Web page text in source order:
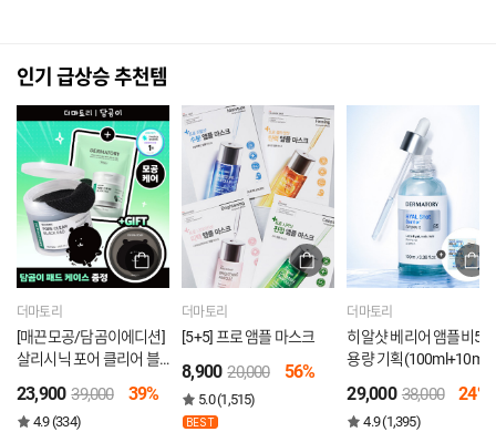
인기 급상승 추천템
더마토리
[매끈모공/담곰이에디션]
살리시닉 포어 클리어 블
+70매+패드케이스)
23,900 39,000 39%
4.9 (334)
더마토리
[5+5] 프로 앰플 마스크
8,900 20,000 56%
5.0 (1,515)
BEST
더마토리
히알샷 베리어 앰플비5
용량 기획(100ml+10ml)
세 2매
29,000 38,000 24%
4.9 (1,395)